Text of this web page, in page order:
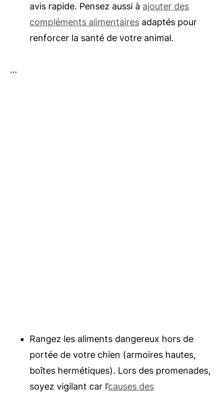
avis rapide. Pensez aussi à ajouter des
compléments alimentaires adaptés pour
renforcer la santé de votre animal.
…
Rangez les aliments dangereux hors de
portée de votre chien (armoires hautes,
boîtes hermétiques). Lors des promenades,
soyez vigilant car l’causes des